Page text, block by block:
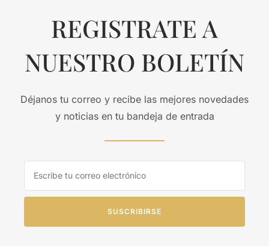
REGISTRATE A
NUESTRO BOLETÍN
Déjanos tu correo y recibe las mejores novedades
y noticias en tu bandeja de entrada
SUSCRIBIRSE